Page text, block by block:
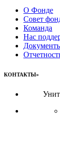
О Фонде
Совет
Команда
Нас
КОНТАКТЫ»